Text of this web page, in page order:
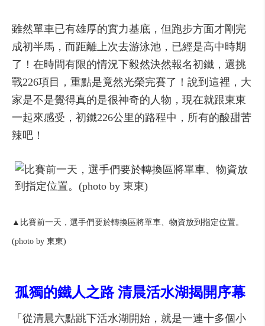
雖然單車已有雄厚的實力基底，但跑步方面才剛完
成初半馬，而距離上次去游泳池，已經是高中時期
了！在時間有限的情況下毅然決然報名初鐵，還挑
戰226項目，重點是竟然光榮完賽了！說到這裡，大
家是不是覺得真的是很神奇的人物，現在就跟東東
一起來感受，初鐵226公里的路程中，所有的酸甜苦
辣吧！
▲比賽前一天，選手們要於轉換區將單車、物資放到指定位置。
(photo by 東東)
孤獨的鐵人之路 清晨活水湖揭開序幕
「從清晨六點跳下活水湖開始，就是一連十多個小